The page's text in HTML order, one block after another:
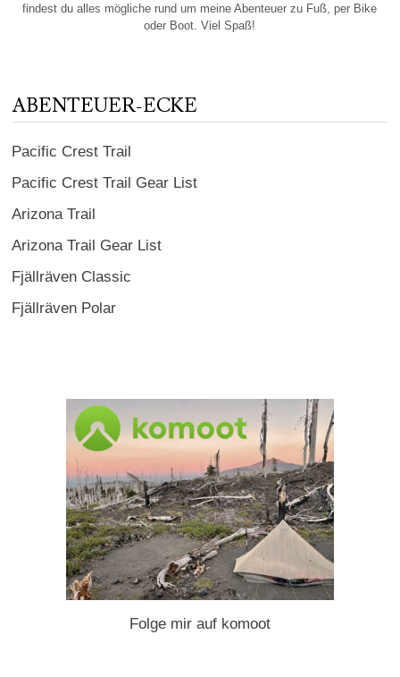
findest du alles mögliche rund um meine Abenteuer zu Fuß, per Bike
oder Boot. Viel Spaß!
ABENTEUER-ECKE
Pacific Crest Trail
Pacific Crest Trail Gear List
Arizona Trail
Arizona Trail Gear List
Fjällräven Classic
Fjällräven Polar
Folge mir auf komoot